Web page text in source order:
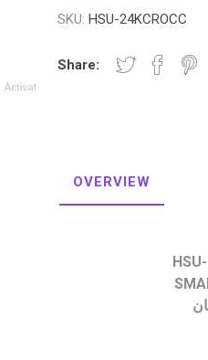
SKU: HSU-24KCROCC
Share:
OVERVIEW